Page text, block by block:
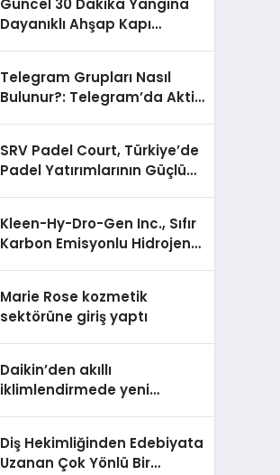
Güncel 30 Dakika Yangına
Dayanıklı Ahşap Kapı
Telegram Grupları Nasıl
Bulunur?: Telegram’da Aktif
SRV Padel Court, Türkiye’de
Padel Yatırımlarının Güçlü
Kleen-Hy-Dro-Gen Inc., Sıfır
Karbon Emisyonlu Hidrojen
Aldı
Marie Rose kozmetik
sektörüne giriş yaptı
Daikin’den akıllı
iklimlendirmede yeni
Diş Hekimliğinden Edebiyata
Uzanan Çok Yönlü Bir